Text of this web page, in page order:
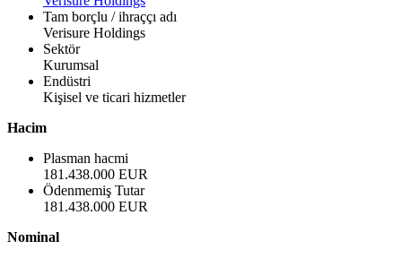
Tam borçlu / ihraççı adı
Verisure Holdings
Sektör
Kurumsal
Endüstri
Kişisel ve ticari hizmetler
Hacim
Plasman hacmi
181.438.000 EUR
Ödenmemiş Tutar
181.438.000 EUR
Nominal